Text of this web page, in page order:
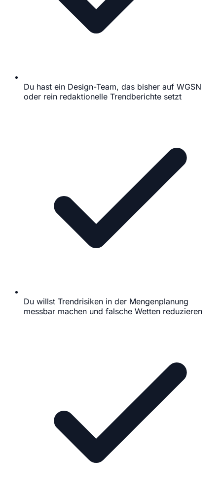
Du hast ein Design-Team, das bisher auf WGSN
oder rein redaktionelle Trendberichte setzt
Du willst Trendrisiken in der Mengenplanung
messbar machen und falsche Wetten reduzieren